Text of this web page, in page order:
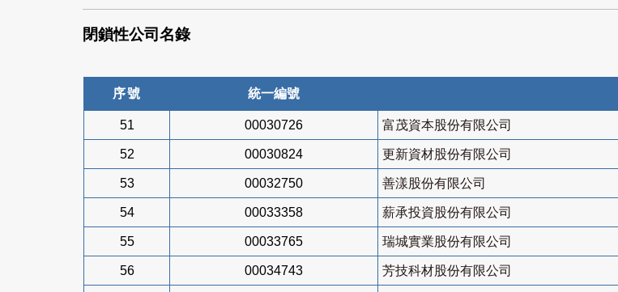
閉鎖性公司名錄
序號 統一編號
51 00030726 富茂資本股份有限公司
52 00030824 更新資材股份有限公司
53 00032750 善漾股份有限公司
54 00033358 薪承投資股份有限公司
55 00033765 瑞城實業股份有限公司
56 00034743 芳技科材股份有限公司